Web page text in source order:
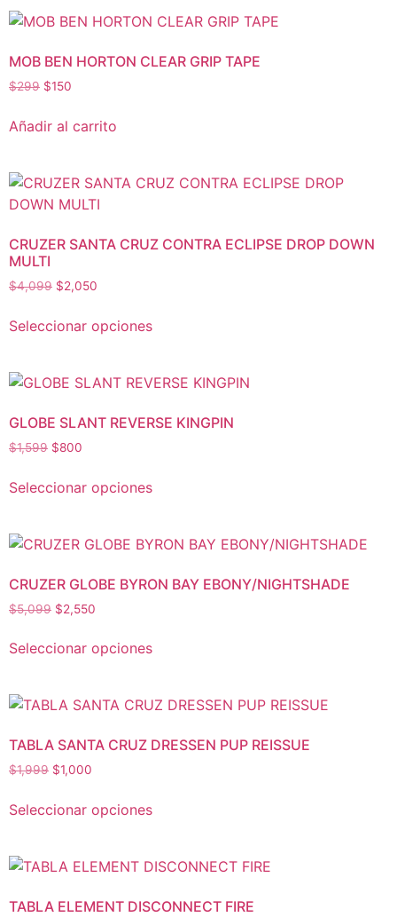
MOB BEN HORTON CLEAR GRIP TAPE
$299 $150
Añadir al carrito
CRUZER SANTA CRUZ CONTRA ECLIPSE DROP DOWN
MULTI
$4,099 $2,050
Seleccionar opciones
GLOBE SLANT REVERSE KINGPIN
$1,599 $800
Seleccionar opciones
CRUZER GLOBE BYRON BAY EBONY/NIGHTSHADE
$5,099 $2,550
Seleccionar opciones
TABLA SANTA CRUZ DRESSEN PUP REISSUE
$1,999 $1,000
Seleccionar opciones
TABLA ELEMENT DISCONNECT FIRE